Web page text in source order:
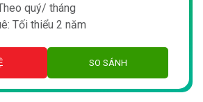
quý/ tháng
Tối thiểu 2 năm
SO SÁNH